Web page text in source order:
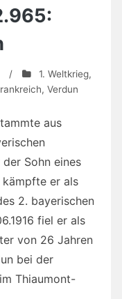
/ 1. Weltkrieg,
, Verdun
aus
Sohn eines
er als
2. bayerischen
fiel er als
von 26 Jahren
bei der
Thiaumont-